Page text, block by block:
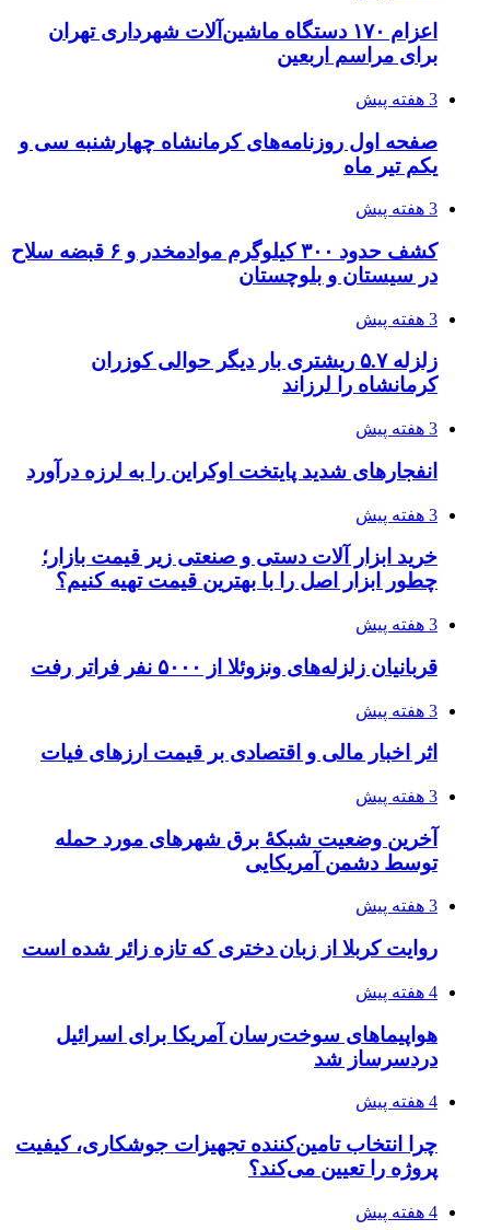
اعزام ۱۷۰ دستگاه ماشین‌آلات شهرداری تهران
برای مراسم اربعین
3 هفته پیش
صفحه اول روزنامه‌های کرمانشاه چهارشنبه سی و
یکم تیر ماه
3 هفته پیش
کشف حدود ۳۰۰ کیلوگرم موادمخدر و ۶ قبضه سلاح
در سیستان و بلوچستان
3 هفته پیش
زلزله ۵.۷ ریشتری بار دیگر حوالی کوزران
کرمانشاه را لرزاند
3 هفته پیش
انفجارهای شدید پایتخت اوکراین را به لرزه درآورد
3 هفته پیش
خرید ابزار آلات دستی و صنعتی زیر قیمت بازار؛
چطور ابزار اصل را با بهترین قیمت تهیه کنیم؟
3 هفته پیش
قربانیان زلزله‌های ونزوئلا از ۵۰۰۰ نفر فراتر رفت
3 هفته پیش
اثر اخبار مالی و اقتصادی بر قیمت ارزهای فیات
3 هفته پیش
آخرین وضعیت شبکۀ برق شهرهای مورد حمله
توسط دشمن آمریکایی
3 هفته پیش
روایت کربلا از زبان دختری که تازه زائر شده است
4 هفته پیش
هواپیماهای سوخت‌رسان آمریکا برای اسرائیل
دردسرساز شد
4 هفته پیش
چرا انتخاب تامین‌کننده تجهیزات جوشکاری، کیفیت
پروژه را تعیین می‌کند؟
4 هفته پیش